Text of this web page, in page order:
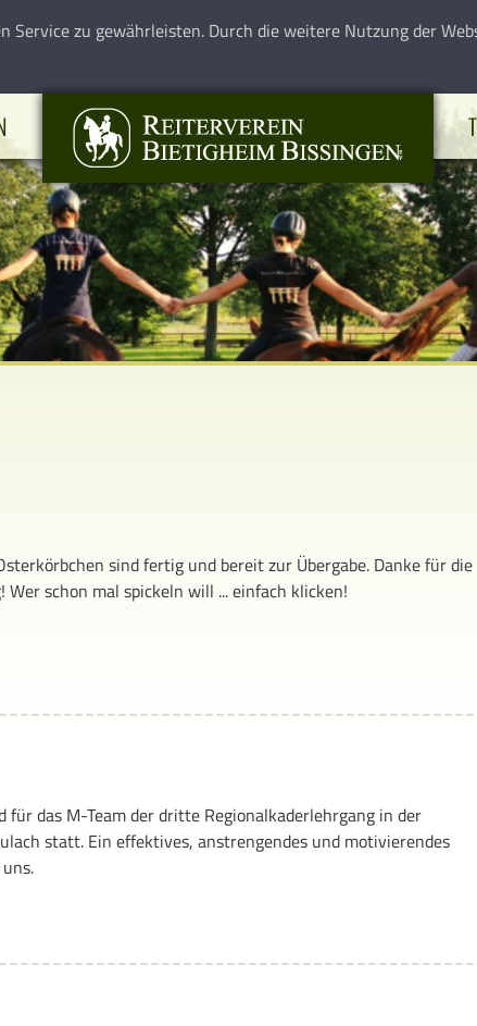
Service zu gewährleisten. Durch die weitere Nutzung der
sind fertig und bereit zur Übergabe. Danke für die
schon mal spickeln will ... einfach klicken!
für das M-Team der dritte Regionalkaderlehrgang in der
statt. Ein effektives, anstrengendes und motivierendes